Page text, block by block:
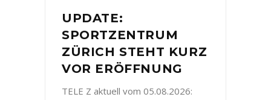
UPDATE:
SPORTZENTRUM
ZÜRICH STEHT KURZ
VOR ERÖFFNUNG
TELE Z aktuell vom 05.08.2026: